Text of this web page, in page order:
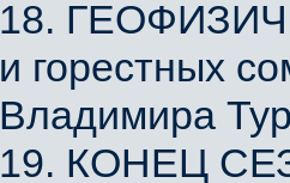
18.
и горестных
Владимира
19. КОНЕЦ